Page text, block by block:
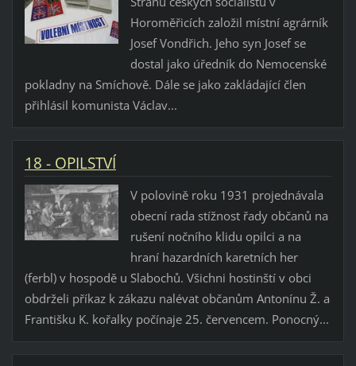
Horoměřicích založil místní agrárník
Josef Vondřich. Jeho syn Josef se
dostal jako úředník do Nemocenské
pokladny na Smíchově. Dále se jako zakládající člen
přihlásil komunista Václav...
18 - OPILSTVÍ
V polovině roku 1931 projednávala
obecní rada stížnost řady občanů na
rušení nočního klidu opilci a na
hraní hazardních karetních her
(ferbl) v hospodě u Slabochů. Všichni hostinští v obci
obdrželi příkaz k zákazu nalévat občanům Antonínu Ž. a
Františku K. kořalky počínaje 25. červencem. Ponocný...